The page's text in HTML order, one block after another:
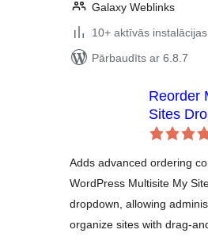
Galaxy Weblinks
10+ aktīvās instalācijas
Pārbaudīts ar 6.8.7
Reorder
Sites
Adds advanced ordering
WordPress Multisite My
dropdown, allowing
organize sites with drag-